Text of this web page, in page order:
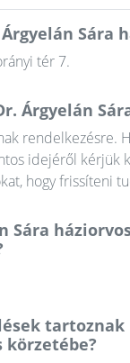
Sára
tér 7.
Árgyelán
rendelkezésre.
idejéről kérjük
hogy frissíteni
Sára
tartoznak
körzetébe?